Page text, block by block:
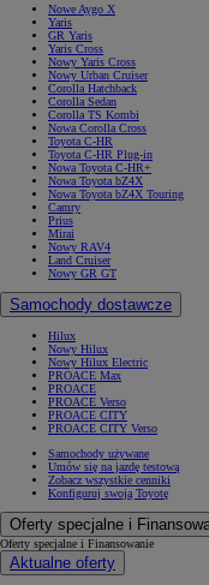
Nowe Aygo X
Yaris
GR Yaris
Yaris Cross
Nowy Yaris Cross
Nowy Urban Cruiser
Corolla Hatchback
Corolla Sedan
Corolla TS Kombi
Nowa Corolla Cross
Toyota C-HR
Toyota C-HR Plug-in
Nowa Toyota C-HR+
Nowa Toyota bZ4X
Nowa Toyota bZ4X Touring
Camry
Prius
Mirai
Nowy RAV4
Land Cruiser
Nowy GR GT
Samochody dostawcze
Hilux
Nowy Hilux
Nowy Hilux Electric
PROACE Max
PROACE
PROACE Verso
PROACE CITY
PROACE CITY Verso
Samochody używane
Umów się na jazdę testową
Zobacz wszystkie cenniki
Konfiguruj swoją Toyotę
Oferty specjalne i
Oferty specjalne i Finansowanie
Aktualne oferty